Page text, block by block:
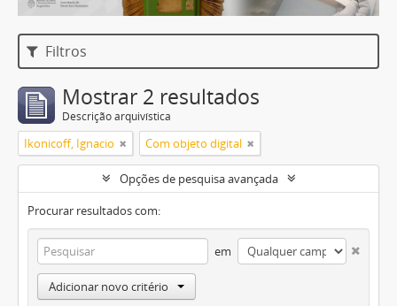
Filtros
Mostrar 2 resultados
Descrição arquivística
Ikonicoff, Ignacio Com objeto digital
Opções de pesquisa avançada
Procurar resultados com:
em
Adicionar novo critério